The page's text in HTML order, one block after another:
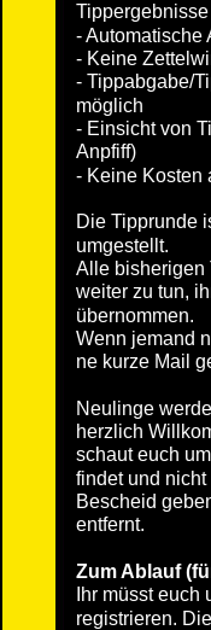
Tippergebnisse
- Automatische
- Keine
- Tippabgabe/
möglich
- Einsicht von
Anpfiff)
- Keine Kosten
Die Tipprunde
umgestellt.
Alle bisherigen
weiter zu tun,
übernommen.
Wenn jemand
ne kurze Mail
Neulinge
herzlich
schaut euch
findet und
Bescheid
entfernt.
Zum Ablauf
Ihr müsst euch
registrieren.